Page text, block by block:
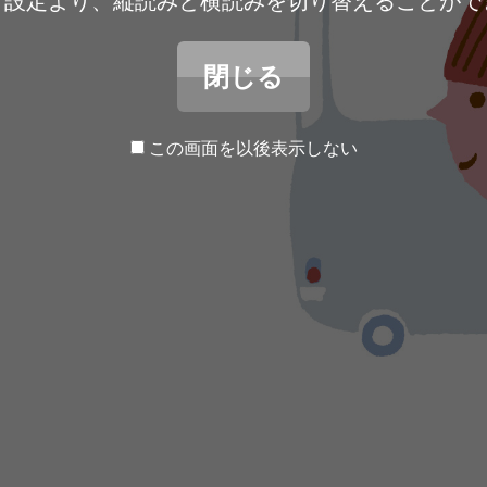
閉じる
この画面を以後表示しない